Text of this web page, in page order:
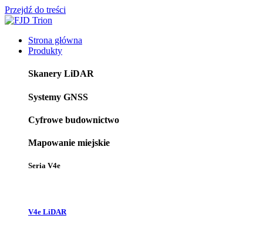
Przejdź do treści
Strona główna
Produkty
Skanery LiDAR
Systemy GNSS
Cyfrowe budownictwo
Mapowanie miejskie
Seria V4e
V4e LiDAR